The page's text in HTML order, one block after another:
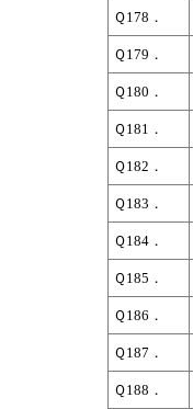
Ｑ178．
Ｑ179．
Ｑ180．
Ｑ181．
Ｑ182．
Ｑ183．
Ｑ184．
Ｑ185．
Ｑ186．
Ｑ187．
Ｑ188．